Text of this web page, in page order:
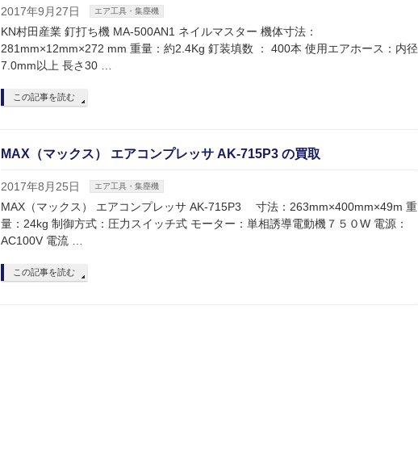
2017年9月27日 エア工具・集塵機
KN村田産業 釘打ち機 MA-500AN1 ネイルマスター 機体寸法：
281mm×12mm×272 mm 重量：約2.4Kg 釘装填数 ： 400本 使用エアホース：内径
7.0mm以上 長さ30 …
この記事を読む
MAX（マックス） エアコンプレッサ AK-715P3 の買取
2017年8月25日 エア工具・集塵機
MAX（マックス） エアコンプレッサ AK-715P3 寸法：263mm×400mm×49m 重
量：24kg 制御方式：圧力スイッチ式 モーター：単相誘導電動機７５０W 電源：
AC100V 電流 …
この記事を読む